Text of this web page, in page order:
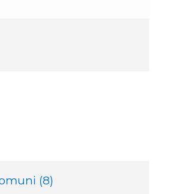
(8)